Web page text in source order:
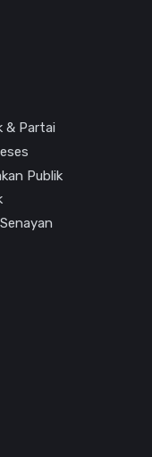
& Partai
Publik